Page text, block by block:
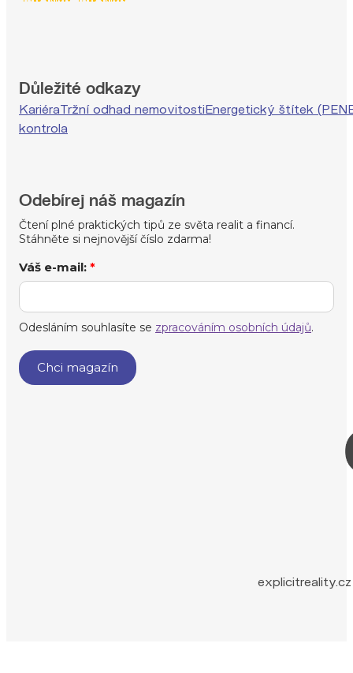
Důležité odkazy
KariéraTržní odhad nemovitostiEnergetický štítek
kontrola
Odebírej náš magazín